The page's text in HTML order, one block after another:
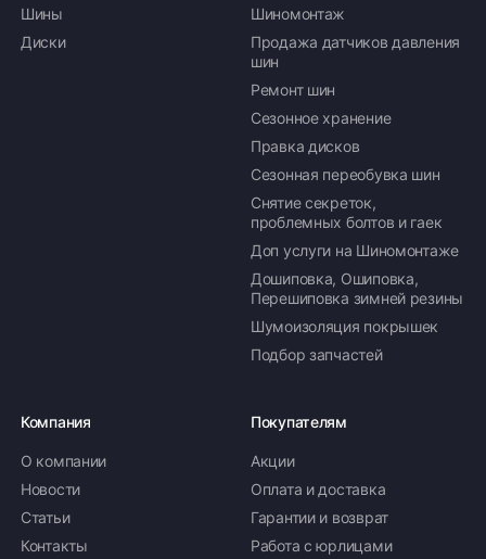
Шины
Диски
Шиномонтаж
Продажа датчиков давления
шин
Ремонт шин
Сезонное хранение
Правка дисков
Сезонная переобувка шин
Снятие секреток,
проблемных болтов и гаек
Доп услуги на Шиномонтаже
Дошиповка, Ошиповка,
Перешиповка зимней резины
Шумоизоляция покрышек
Подбор запчастей
Компания
О компании
Новости
Статьи
Контакты
Покупателям
Акции
Оплата и доставка
Гарантии и возврат
Работа с юрлицами